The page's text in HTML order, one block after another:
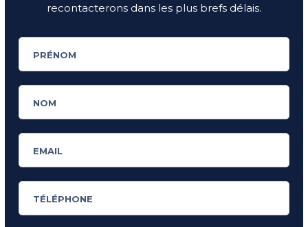
recontacterons dans les plus brefs délais.